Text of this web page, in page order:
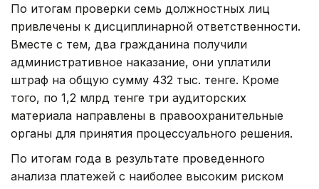
По итогам проверки семь должностных лиц
привлечены к дисциплинарной ответственности.
Вместе с тем, два гражданина получили
административное наказание, они уплатили
штраф на общую сумму 432 тыс. тенге. Кроме
того, по 1,2 млрд тенге три аудиторских
материала направлены в правоохранительные
органы для принятия процессуального решения.
По итогам года в результате проведенного
анализа платежей с наиболее высоким риском